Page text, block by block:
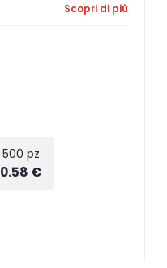
Scopri di più
500 pz
0.58 €